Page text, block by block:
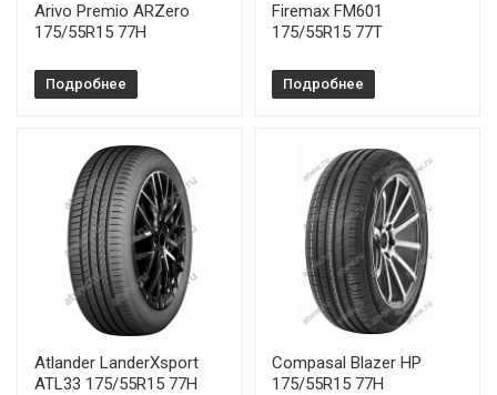
Arivo Premio ARZero
175/55R15 77H
Подробнее
Firemax FM601
175/55R15 77T
Подробнее
Atlander LanderXsport
ATL33 175/55R15 77H
Compasal Blazer HP
175/55R15 77H